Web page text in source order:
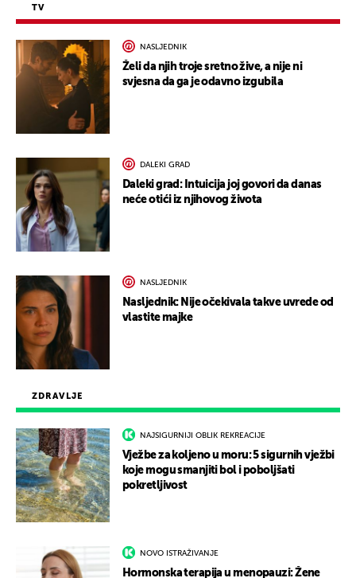
ZDRAVLJE
NAJSIGURNIJI OBLIK REKREACIJE
Vježbe za koljeno u moru: 5 sigurnih vježbi
koje mogu smanjiti bol i poboljšati
pokretljivost
NOVO ISTRAŽIVANJE
Hormonska terapija u menopauzi: Žene
TV
NASLJEDNIK
Želi da njih troje sretno žive, a nije ni
svjesna da ga je odavno izgubila
DALEKI GRAD
Daleki grad: Intuicija joj govori da danas
neće otići iz njihovog života
NASLJEDNIK
Nasljednik: Nije očekivala takve uvrede od
vlastite majke